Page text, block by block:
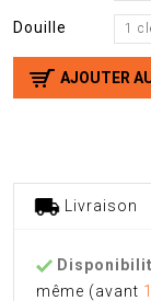
Douille 1
AJOUTER
Livraison
même (avant